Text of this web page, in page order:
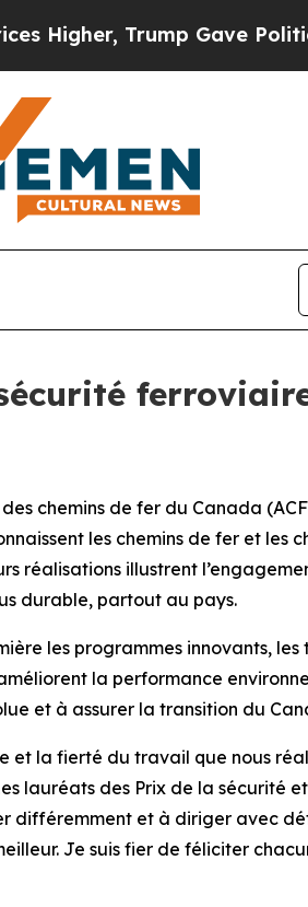
Trump Gave Politically
des chemins de fer du Canada
les chemins de fer et
réalisations illustrent
durable, partout au pays.
les programmes innovants,
la performance
et à assurer la transition du
et la fierté du travail que nous
lauréats des Prix de la sécurité
différemment et à diriger avec
Je suis fier de féliciter